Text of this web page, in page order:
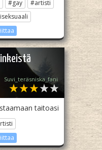
#gay
#artisti
Suvi_teräsniska_fani
taitoasi